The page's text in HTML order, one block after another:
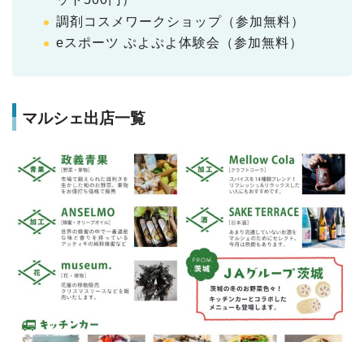
調剤コスメワークショップ（参加無料）
eスポーツ ぷよぷよ体験会（参加無料）
マルシェ出店一覧